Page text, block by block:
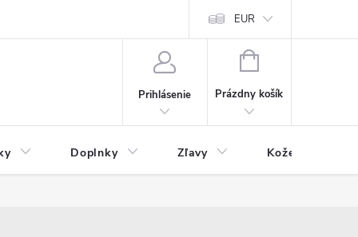
EUR
Prihlásenie
NÁKUPNÝ
Prázdny košík
Doplnky Zľavy Kožený tovar